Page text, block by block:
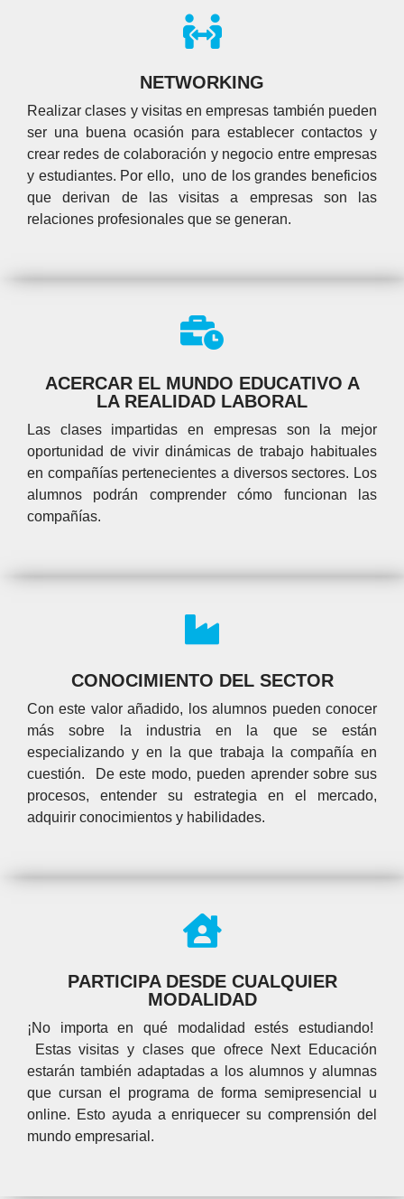
NETWORKING
Realizar clases y visitas en empresas también pueden
ser una buena ocasión para establecer contactos y
crear redes de colaboración y negocio entre empresas
y estudiantes. Por ello, uno de los grandes beneficios
que derivan de las visitas a empresas son las
relaciones profesionales que se generan.
ACERCAR EL MUNDO EDUCATIVO A
LA REALIDAD LABORAL
Las clases impartidas en empresas son la mejor
oportunidad de vivir dinámicas de trabajo habituales
en compañías pertenecientes a diversos sectores. Los
alumnos podrán comprender cómo funcionan las
compañías.
CONOCIMIENTO DEL SECTOR
Con este valor añadido, los alumnos pueden conocer
más sobre la industria en la que se están
especializando y en la que trabaja la compañía en
cuestión. De este modo, pueden aprender sobre sus
procesos, entender su estrategia en el mercado,
adquirir conocimientos y habilidades.
PARTICIPA DESDE CUALQUIER
MODALIDAD
¡No importa en qué modalidad estés estudiando!
Estas visitas y clases que ofrece Next Educación
estarán también adaptadas a los alumnos y alumnas
que cursan el programa de forma semipresencial u
online. Esto ayuda a enriquecer su comprensión del
mundo empresarial.